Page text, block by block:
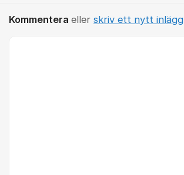
Kommentera eller skriv ett nytt inlägg